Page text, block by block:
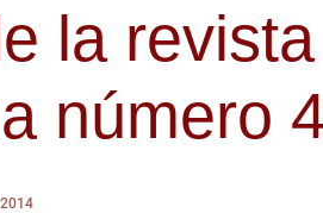
la revista
número